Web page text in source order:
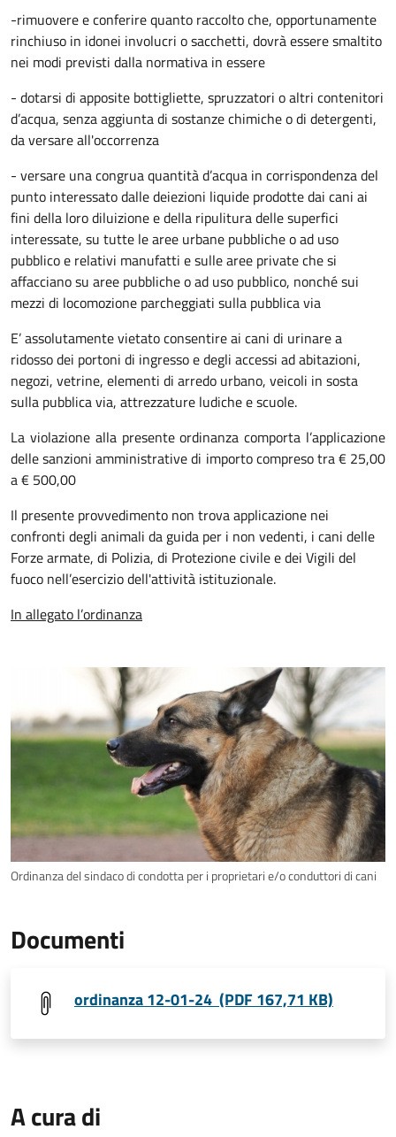
-rimuovere e conferire quanto raccolto che, opportunamente
rinchiuso in idonei involucri o sacchetti, dovrà essere smaltito
nei modi previsti dalla normativa in essere
- dotarsi di apposite bottigliette, spruzzatori o altri contenitori
d’acqua, senza aggiunta di sostanze chimiche o di detergenti,
da versare all'occorrenza
- versare una congrua quantità d’acqua in corrispondenza del
punto interessato dalle deiezioni liquide prodotte dai cani ai
fini della loro diluizione e della ripulitura delle superfici
interessate, su tutte le aree urbane pubbliche o ad uso
pubblico e relativi manufatti e sulle aree private che si
affacciano su aree pubbliche o ad uso pubblico, nonché sui
mezzi di locomozione parcheggiati sulla pubblica via
E’ assolutamente vietato consentire ai cani di urinare a
ridosso dei portoni di ingresso e degli accessi ad abitazioni,
negozi, vetrine, elementi di arredo urbano, veicoli in sosta
sulla pubblica via, attrezzature ludiche e scuole.
La violazione alla presente ordinanza comporta l’applicazione
delle sanzioni amministrative di importo compreso tra € 25,00
a € 500,00
Il presente provvedimento non trova applicazione nei
confronti degli animali da guida per i non vedenti, i cani delle
Forze armate, di Polizia, di Protezione civile e dei Vigili del
fuoco nell’esercizio dell'attività istituzionale.
In allegato l’ordinanza
Ordinanza del sindaco di condotta per i proprietari e/o conduttori di cani
Documenti
ordinanza 12-01-24 (PDF 167,71 KB)
A cura di